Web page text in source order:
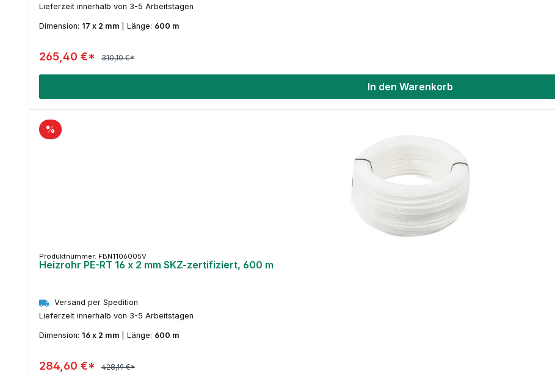
Lieferzeit innerhalb von 3-5 Arbeitstagen
Dimension: 17 x 2 mm Länge: 600 m
265,40 €* 310,10 €*
In den Warenkorb
%
Produktnummer: FBN1106005V
Heizrohr PE-RT 16 x 2 mm SKZ-zertifiziert, 600 m
Versand per Spedition
Lieferzeit innerhalb von 3-5 Arbeitstagen
Dimension: 16 x 2 mm Länge: 600 m
284,60 €* 428,19 €*